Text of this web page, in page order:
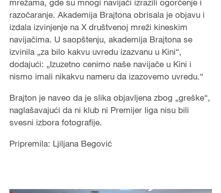
mrežama, gde su mnogi navijači izrazili ogorčenje i
razočaranje. Akademija Brajtona obrisala je objavu i
izdala izvinjenje na X društvenoj mreži kineskim
navijačima. U saopštenju, akademija Brajtona se
izvinila „za bilo kakvu uvredu izazvanu u Kini“,
dodajući: „Izuzetno cenimo naše navijače u Kini i
nismo imali nikakvu nameru da izazovemo uvredu.“
Brajton je naveo da je slika objavljena zbog „greške“,
naglašavajući da ni klub ni Premijer liga nisu bili
svesni izbora fotografije.
Pripremila: Ljiljana Begović